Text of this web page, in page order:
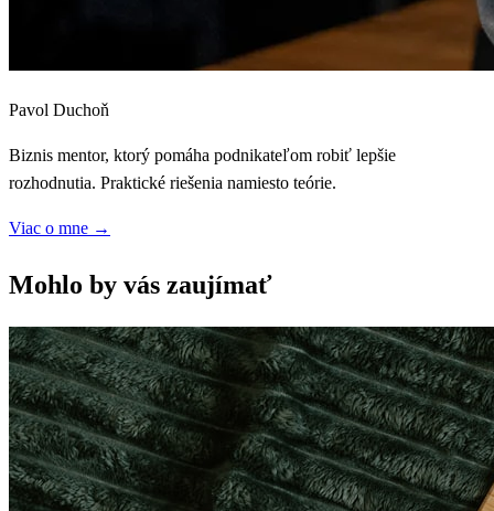
Pavol Duchoň
Biznis mentor, ktorý pomáha podnikateľom robiť lepšie
rozhodnutia. Praktické riešenia namiesto teórie.
Viac o mne →
Mohlo by vás zaujímať